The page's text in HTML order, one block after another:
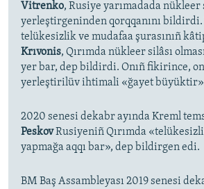
Vitrenko, Rusiye yarımadada nükleer
yerleştirgeninden qorqqanını
telükesizlik ve mudafaa şurasınıñ
Krıvonis, Qırımda nükleer silâsı
yer bar, dep bildirdi. Onıñ fikirince,
yerleştirilüv ihtimali «ğayet
2020 senesi dekabr ayında Kreml
PeskovRusiyeniñ Qırımda
yapmağa aqqı bar», dep bildirgen edi.
BM Baş Assambleyası 2019 senesi